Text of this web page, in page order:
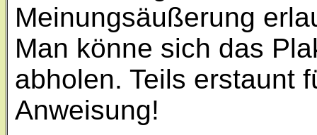
Meinungsäußerung
Man könne sich das
abholen. Teils erstaunt
Anweisung!